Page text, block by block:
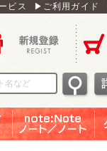
ビス ▶ご利用ガイド